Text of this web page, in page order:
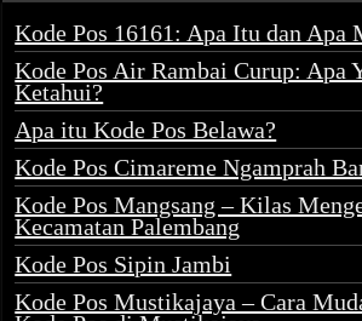
Kode Pos 16161: Apa Itu dan Apa
Kode Pos Air Rambai Curup: Apa
Ketahui?
Apa itu Kode Pos Belawa?
Kode Pos Cimareme Ngamprah
Kode Pos Mangsang – Kilas
Kecamatan Palembang
Kode Pos Sipin Jambi
Kode Pos Mustikajaya – Cara